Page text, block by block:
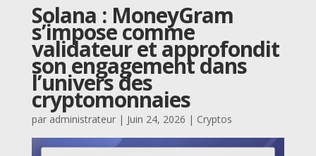
Solana : MoneyGram
s’impose comme
validateur et approfondit
son engagement dans
l’univers des
cryptomonnaies
par administrateur| Juin 24, 2026 | Cryptos